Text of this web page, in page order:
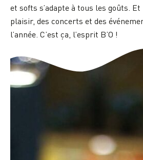
et softs s’adapte à tous les goûts.
plaisir, des concerts et des
l’année. C’est ça, l’esprit B’O !